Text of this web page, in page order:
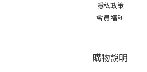
隱私政策
會員福利
購物說明